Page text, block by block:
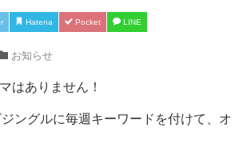
Hatena Pocket LINE
お知らせ
はありません！
ングルに毎週キーワードを付けて、オ